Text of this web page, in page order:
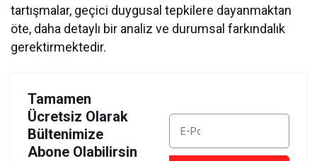
tartışmalar, geçici duygusal tepkilere dayanmaktan
öte, daha detaylı bir analiz ve durumsal farkındalık
gerektirmektedir.
Tamamen
Ücretsiz Olarak
Bültenimize
Abone Olabilirsin